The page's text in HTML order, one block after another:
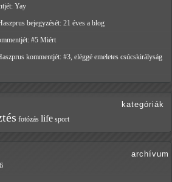
Yay
bejegyzését: 21 éves a blog
#5 Miért
kommentjét: #3, eléggé emeletes csúcskirályság
kategóriák
fotózás life sport
archívum